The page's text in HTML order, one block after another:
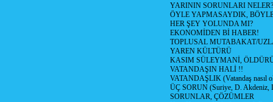
YARININ SORUNLARI NELER?
ÖYLE YAPMASAYDIK,
HER ŞEY YOLUNDA MI?
EKONOMİDEN Bİ HABER!
TOPLUSAL MUTABAKAT/
YAREN KÜLTÜRÜ
KASIM SÜLEYMANİ,
VATANDAŞIN HALİ !!
VATANDAŞLIK (Vatandaş nasıl
ÜÇ SORUN (Suriye, D. Akdeniz,
SORUNLAR, ÇÖZÜMLER